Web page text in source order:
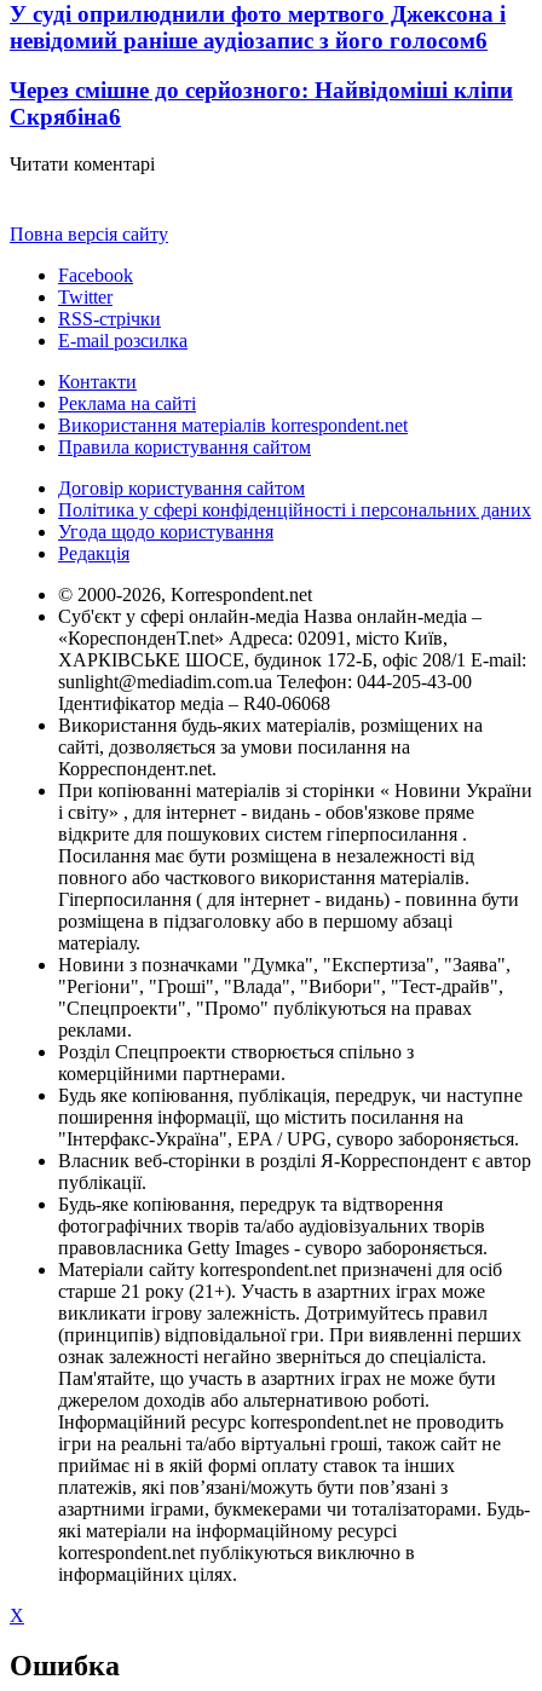
У суді оприлюднили фото мертвого Джексона і
невідомий раніше аудіозапис з його голосом6
Через смішне до серйозного: Найвідоміші кліпи
Скрябіна6
Читати коментарі
Повна версія сайту
Facebook
Twitter
RSS-стрічки
E-mail розсилка
Контакти
Реклама на сайті
Використання матеріалів korrespondent.net
Правила користування сайтом
Договір користування сайтом
Політика у сфері конфіденційності і персональних даних
Угода щодо користування
Редакція
© 2000-2026, Korrespondent.net
Суб'єкт у сфері онлайн-медіа Назва онлайн-медіа –
«КореспонденТ.net» Адреса: 02091, місто Київ,
ХАРКІВСЬКЕ ШОСЕ, будинок 172-Б, офіс 208/1 E-mail:
sunlight@mediadim.com.ua Телефон: 044-205-43-00
Ідентифікатор медіа – R40-06068
Використання будь-яких матеріалів, розміщених на
сайті, дозволяється за умови посилання на
Корреспондент.net.
При копіюванні матеріалів зі сторінки « Новини України
і світу» , для інтернет - видань - обов'язкове пряме
відкрите для пошукових систем гіперпосилання .
Посилання має бути розміщена в незалежності від
повного або часткового використання матеріалів.
Гіперпосилання ( для інтернет - видань) - повинна бути
розміщена в підзаголовку або в першому абзаці
матеріалу.
Новини з позначками "Думка", "Експертиза", "Заява",
"Регіони", "Гроші", "Влада", "Вибори", "Тест-драйв",
"Спецпроекти", "Промо" публікуються на правах
реклами.
Розділ Спецпроекти створюється спільно з
комерційними партнерами.
Будь яке копіювання, публікація, передрук, чи наступне
поширення інформації, що містить посилання на
"Інтерфакс-Україна", EPA / UPG, суворо забороняється.
Власник веб-сторінки в розділі Я-Корреспондент є автор
публікації.
Будь-яке копіювання, передрук та відтворення
фотографічних творів та/або аудіовізуальних творів
правовласника Getty Images - суворо забороняється.
Матеріали сайту korrespondent.net призначені для осіб
старше 21 року (21+). Участь в азартних іграх може
викликати ігрову залежність. Дотримуйтесь правил
(принципів) відповідальної гри. При виявленні перших
ознак залежності негайно зверніться до спеціаліста.
Пам'ятайте, що участь в азартних іграх не може бути
джерелом доходів або альтернативою роботі.
Інформаційний ресурс korrespondent.net не проводить
ігри на реальні та/або віртуальні гроші, також сайт не
приймає ні в якій формі оплату ставок та інших
платежів, які пов’язані/можуть бути пов’язані з
азартними іграми, букмекерами чи тоталізаторами. Будь-
які матеріали на інформаційному ресурсі
korrespondent.net публікуються виключно в
інформаційних цілях.
X
Ошибка